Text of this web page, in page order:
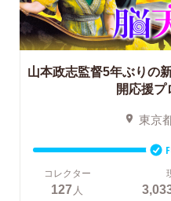
山本政志監督5年ぶりの新
開応援プ
東京
コレクター
127人